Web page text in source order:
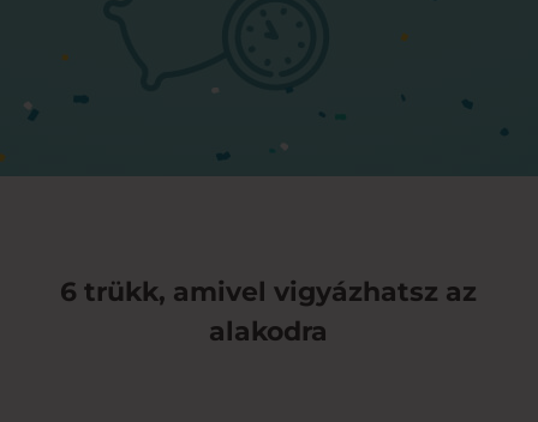
6 trükk, amivel vigyázhatsz az
alakodra